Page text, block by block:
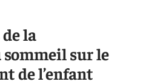
la
sur le
de l’enfant